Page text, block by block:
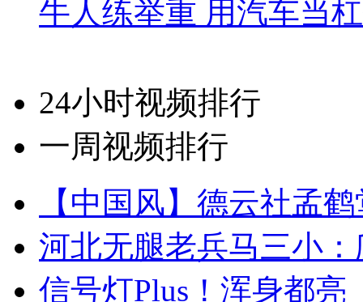
牛人练举重 用汽车当
24小时视频排行
一周视频排行
【中国风】德云社孟
河北无腿老兵马三小
信号灯Plus！浑身都亮